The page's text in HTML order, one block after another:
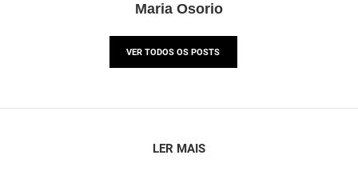
Maria Osorio
VER TODOS OS POSTS
LER MAIS